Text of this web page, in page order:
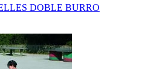
DOBLE BURRO